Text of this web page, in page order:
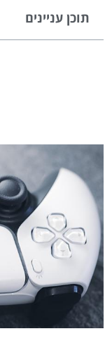
תוכן עניינים